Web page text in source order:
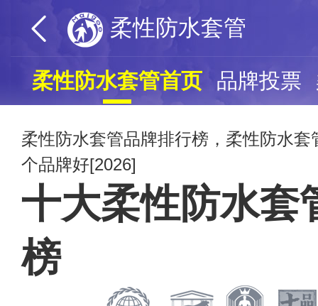
柔性防水套管
柔性防水套管首页 品牌投票
柔性防水套管品牌排行榜，柔性防水
个品牌好[2026]
十大柔性防水套
榜